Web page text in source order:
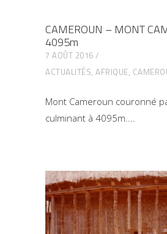
CAMEROUN – MONT
4095m
7 AOÛT 2016
ACTUALITÉS, AFRIQUE,
Mont Cameroun couronné
culminant à 4095m.